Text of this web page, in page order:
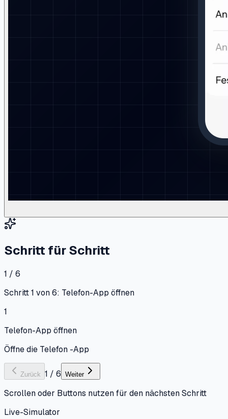
Schritt für Schritt
1 / 6
Schritt 1 von 6: Telefon-App öffnen
1
Telefon-App öffnen
Öffne die Telefon -App
Zurück 1 / 6 Weiter
Scrollen oder Buttons nutzen für den nächsten Schritt
Live-Simulator